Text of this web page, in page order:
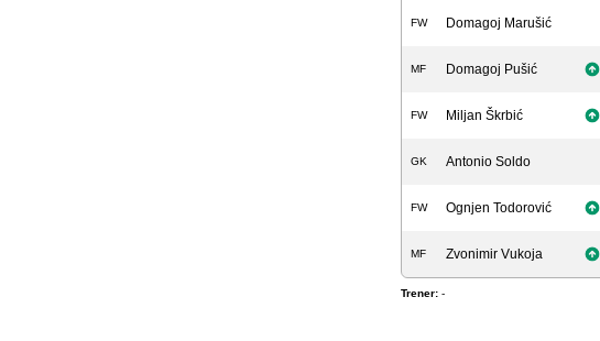
FW Domagoj Marušić
MF Domagoj Pušić
FW Miljan Škrbić
GK Antonio Soldo
FW Ognjen Todorović
MF Zvonimir Vukoja
Trener: -